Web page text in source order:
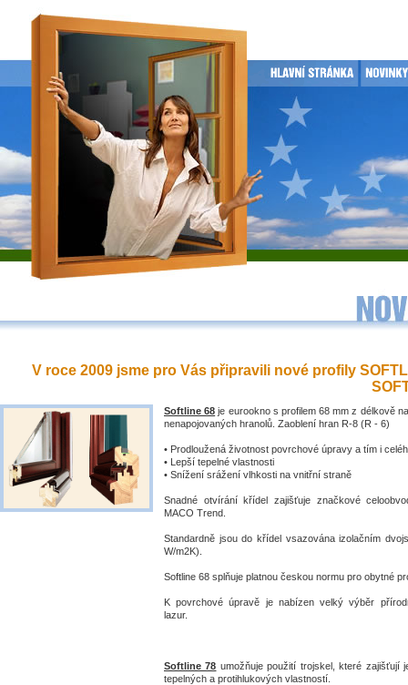
V roce 2009 jsme pro Vás připravili nové profily
Softline 68 je eurookno s profilem 68 mm z délkově
nenapojovaných hranolů. Zaoblení hran R-8 (R - 6)
• Prodloužená životnost povrchové úpravy a tím i
• Lepší tepelné vlastnosti
• Snížení srážení vlhkosti na vnitřní straně
Snadné otvírání křídel zajišťuje značkové
MACO Trend.
Standardně jsou do křídel vsazována izolačním
W/m2K).
Softline 68 splňuje platnou českou normu pro obytné
K povrchové úpravě je nabízen velký výběr
lazur.
Softline 78 umožňuje použití trojskel, které zajišťují
tepelných a protihlukových vlastností.